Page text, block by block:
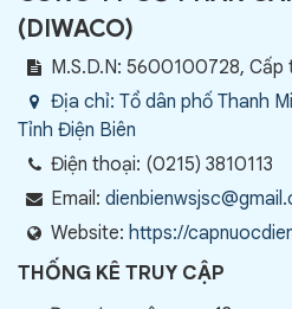
(DIWACO)
M.S.D.N: 5600100728, Cấp
Địa chỉ: Tổ dân phố Thanh
Tỉnh Điện Biên
Điện thoại: (0215) 3810113
Email:
Website: https://
THỐNG KÊ TRUY CẬP